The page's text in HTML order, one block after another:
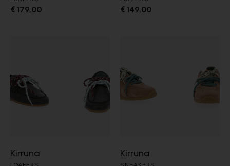
€ 179,00 € 149,00
Kirruna Kirruna